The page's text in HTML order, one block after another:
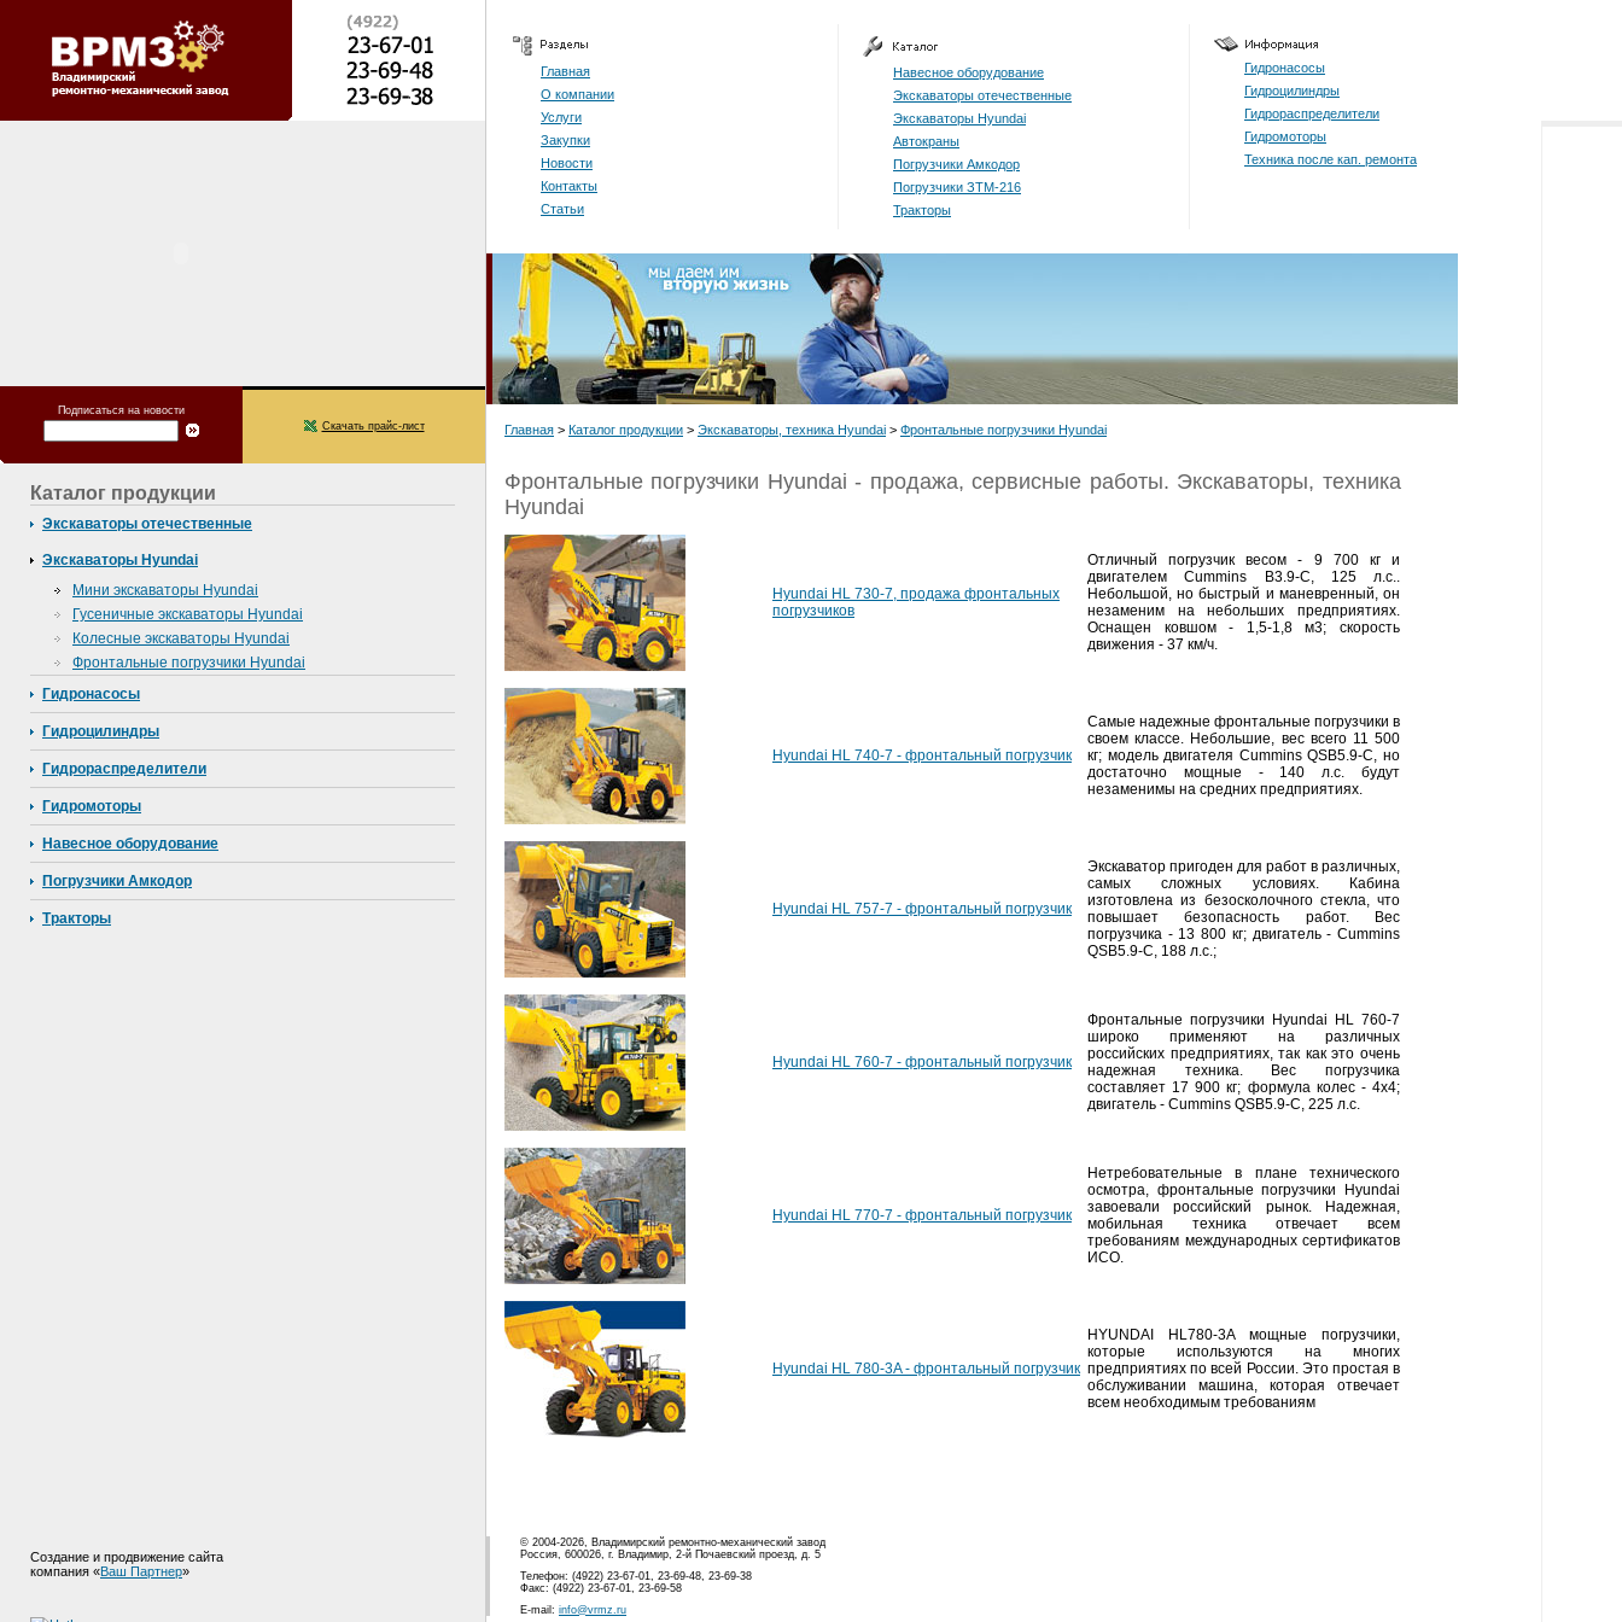
Подписаться на новости
Скачать прайс-лист
Каталог продукции
Экскаваторы отечественные
Экскаваторы Hyundai
Мини экскаваторы Hyundai
Гусеничные экскаваторы Hyundai
Колесные экскаваторы Hyundai
Фронтальные погрузчики Hyundai
Гидронасосы
Гидроцилиндры
Гидрораспределители
Гидромоторы
Навесное оборудование
Погрузчики Амкодор
Тракторы
Главная
О компании
Услуги
Закупки
Новости
Контакты
Статьи
Навесное оборудование
Экскаваторы отечественные
Экскаваторы Hyundai
Автокраны
Погрузчики Амкодор
Погрузчики ЗТМ-216
Тракторы
Гидронасосы
Гидроцилиндры
Гидрораспределители
Гидромоторы
Техника после кап. ремонта
Главная > Каталог продукции > Экскаваторы, техника Hyundai > Фронтальные погрузчики Hyundai
Фронтальные погрузчики Hyundai - продажа, сервисные работы. Экскаваторы, техника
Hyundai
Hyundai HL 730-7, продажа фронтальных
погрузчиков
Отличный погрузчик весом - 9 700 кг и
двигателем Cummins B3.9-C, 125 л.с..
Небольшой, но быстрый и маневренный, он
незаменим на небольших предприятиях.
Оснащен ковшом - 1,5-1,8 м3; скорость
движения - 37 км/ч.
Hyundai HL 740-7 - фронтальный погрузчик
Самые надежные фронтальные погрузчики в
своем классе. Небольшие, вес всего 11 500
кг; модель двигателя Cummins QSB5.9-C, но
достаточно мощные - 140 л.с. будут
незаменимы на средних предприятиях.
Hyundai HL 757-7 - фронтальный погрузчик
Экскаватор пригоден для работ в различных,
самых сложных условиях. Кабина
изготовлена из безосколочного стекла, что
повышает безопасность работ. Вес
погрузчика - 13 800 кг; двигатель - Cummins
QSB5.9-C, 188 л.с.;
Hyundai HL 760-7 - фронтальный погрузчик
Фронтальные погрузчики Hyundai HL 760-7
широко применяют на различных
российских предприятиях, так как это очень
надежная техника. Вес погрузчика
составляет 17 900 кг; формула колес - 4x4;
двигатель - Cummins QSB5.9-C, 225 л.с.
Hyundai HL 770-7 - фронтальный погрузчик
Нетребовательные в плане технического
осмотра, фронтальные погрузчики Hyundai
завоевали российский рынок. Надежная,
мобильная техника отвечает всем
требованиям международных сертификатов
ИСО.
Hyundai HL 780-3A - фронтальный погрузчик
HYUNDAI HL780-3A мощные погрузчики,
которые используются на многих
предприятиях по всей России. Это простая в
обслуживании машина, которая отвечает
всем необходимым требованиям
Создание и продвижение сайта
компания «Ваш Партнер»
© 2004-2026, Владимирский ремонтно-механический завод
Россия, 600026, г. Владимир, 2-й Почаевский проезд, д. 5
Телефон: (4922) 23-67-01, 23-69-48, 23-69-38
Факс: (4922) 23-67-01, 23-69-58
E-mail: info@vrmz.ru